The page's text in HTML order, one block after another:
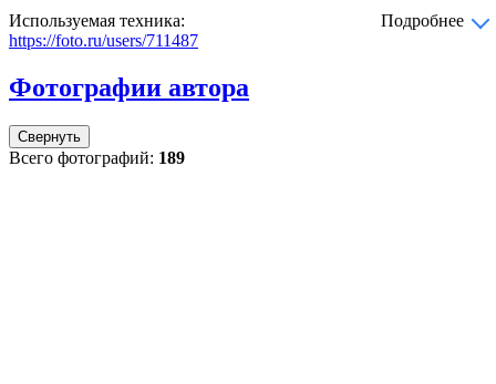
Используемая техника:
Подробнее
https://foto.ru/users/711487
Фотографии автора
Свернуть
Всего фотографий: 189